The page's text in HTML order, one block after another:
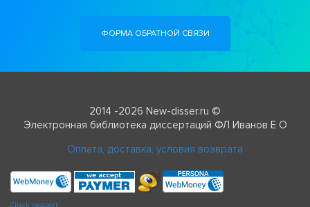
ФОРМА ОБРАТНОЙ СВЯЗИ
2014 -2026 New-disser.ru ©
Электронная библиотека диссертаций ФЛ Иванов Е О
Оплата, доставка, условия возврата
Check passport